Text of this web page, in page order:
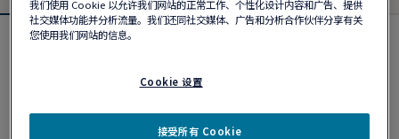
个性化定制
我们使用 Cookie 以允许我们网站的正常工作、个性化设计内容和广告、提供
社交媒体功能并分析流量。我们还同社交媒体、广告和分析合作伙伴分享有关
您使用我们网站的信息。
Cookie 设置
接受所有 Cookie